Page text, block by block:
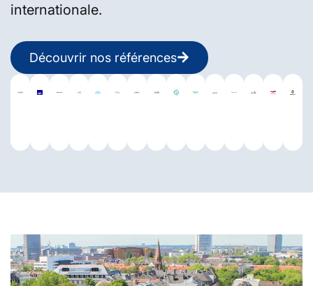
internationale.
Découvrir nos références